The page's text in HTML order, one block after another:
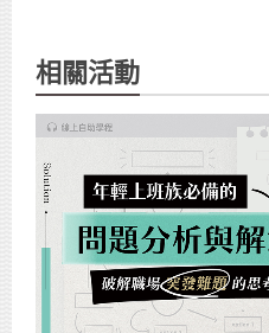
相關活動